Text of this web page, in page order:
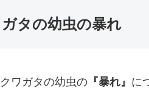
タの幼虫の暴れ
ワガタの幼虫の 『暴れ』 に